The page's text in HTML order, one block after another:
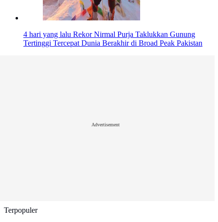
4 hari yang lalu Rekor Nirmal Purja Taklukkan Gunung
Tertinggi Tercepat Dunia Berakhir di Broad Peak Pakistan
Advertisement
Terpopuler